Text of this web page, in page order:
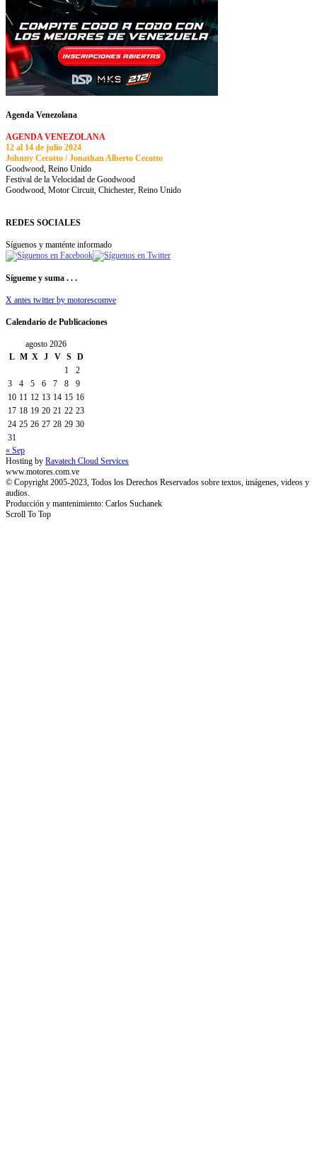
Agenda Venezolana
AGENDA VENEZOLANA
12 al 14 de julio 2024
Johnny Cecotto / Jonathan Alberto Cecotto
Goodwood, Reino Unido
Festival de la Velocidad de Goodwood
Goodwood, Motor Circuit, Chichester, Reino Unido
REDES SOCIALES
Síguenos y manténte informado
Sígueme y suma . . .
X antes twitter by motorescomve
Calendario de Publicaciones
agosto 2026
L M X J V S
D
1
2
3
4 5 6 7 8
9
10 11 12 13 14 15 16
17 18 19 20 21 22 23
24 25 26 27 28 29 30
31
« Sep
Hosting by Ravatech Cloud Services
www.motores.com.ve
© Copyright 2005-2023, Todos los Derechos Reservados sobre textos, imágenes, videos y
audios.
Producción y mantenimiento: Carlos Suchanek
Scroll To Top